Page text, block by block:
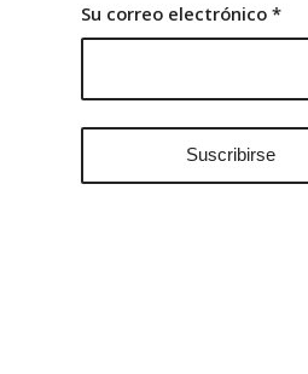
Su correo electrónico *